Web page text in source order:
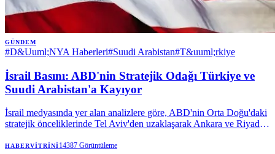
GÜNDEM
#D&Uuml;NYA Haberleri#Suudi Arabistan#T&uuml;rkiye
İsrail Basını: ABD'nin Stratejik Odağı Türkiye ve
Suudi Arabistan'a Kayıyor
İsrail medyasında yer alan analizlere göre, ABD'nin Orta Doğu'daki
stratejik önceliklerinde Tel Aviv'den uzaklaşarak Ankara ve Riyad'a
değişikliğinin en somut delili olduğu vurgulanıyor.
HABERVITRINI14387 Görüntüleme